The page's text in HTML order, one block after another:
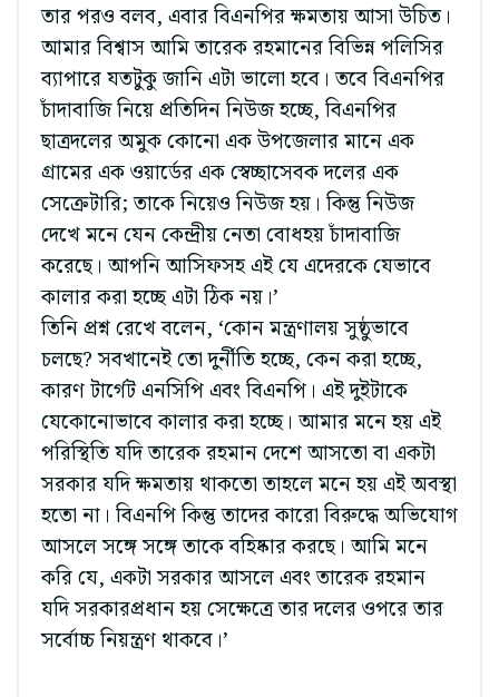
তার পরও বলব, এবার বিএনপির ক্ষমতায় আসা উচিত।
আমার বিশ্বাস আমি তারেক রহমানের বিভিন্ন পলিসির
ব্যাপারে যতটুকু জানি এটা ভালো হবে। তবে বিএনপির
চাঁদাবাজি নিয়ে প্রতিদিন নিউজ হচ্ছে, বিএনপির
ছাত্রদলের অমুক কোনো এক উপজেলার মানে এক
গ্রামের এক ওয়ার্ডের এক স্বেচ্ছাসেবক দলের এক
সেক্রেটারি; তাকে নিয়েও নিউজ হয়। কিন্তু নিউজ
দেখে মনে যেন কেন্দ্রীয় নেতা বোধহয় চাঁদাবাজি
করেছে। আপনি আসিফসহ এই যে এদেরকে যেভাবে
কালার করা হচ্ছে এটা ঠিক নয়।’
তিনি প্রশ্ন রেখে বলেন, ‘কোন মন্ত্রণালয় সুষ্ঠুভাবে
চলছে? সবখানেই তো দুর্নীতি হচ্ছে, কেন করা হচ্ছে,
কারণ টার্গেট এনসিপি এবং বিএনপি। এই দুইটাকে
যেকোনোভাবে কালার করা হচ্ছে। আমার মনে হয় এই
পরিস্থিতি যদি তারেক রহমান দেশে আসতো বা একটা
সরকার যদি ক্ষমতায় থাকতো তাহলে মনে হয় এই অবস্থা
হতো না। বিএনপি কিন্তু তাদের কারো বিরুদ্ধে অভিযোগ
আসলে সঙ্গে সঙ্গে তাকে বহিষ্কার করছে। আমি মনে
করি যে, একটা সরকার আসলে এবং তারেক রহমান
যদি সরকারপ্রধান হয় সেক্ষেত্রে তার দলের ওপরে তার
সর্বোচ্চ নিয়ন্ত্রণ থাকবে।’